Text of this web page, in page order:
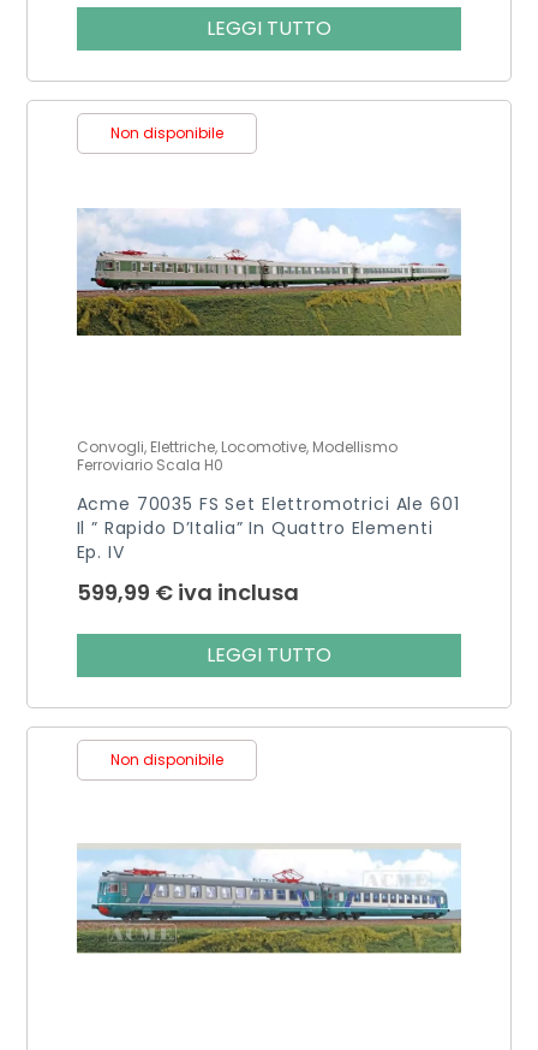
LEGGI TUTTO
Non disponibile
Convogli, Elettriche, Locomotive, Modellismo
Ferroviario Scala H0
Acme 70035 FS Set Elettromotrici Ale 601
Il ” Rapido D’Italia” In Quattro Elementi
Ep. IV
599,99 € iva inclusa
LEGGI TUTTO
Non disponibile